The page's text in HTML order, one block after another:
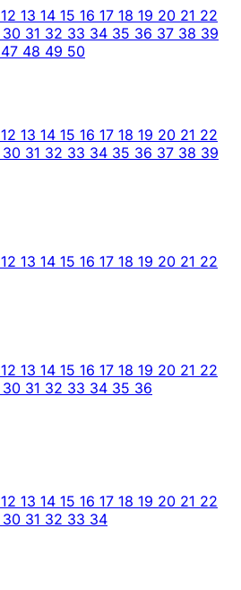
12 13 14 15 16 17 18 19 20 21 22
30 31 32 33 34 35 36 37 38 39
47 48 49 50
12 13 14 15 16 17 18 19 20 21 22
30 31 32 33 34 35 36 37 38 39
12 13 14 15 16 17 18 19 20 21 22
12 13 14 15 16 17 18 19 20 21 22
30 31 32 33 34 35 36
12 13 14 15 16 17 18 19 20 21 22
30 31 32 33 34